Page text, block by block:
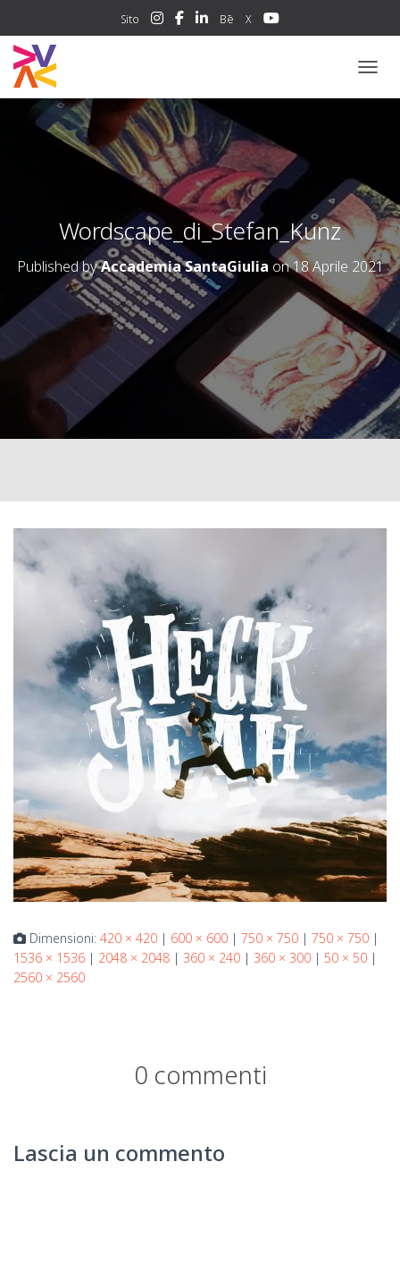
Sito Bē X
Wordscape_di_Stefan_Kunz
Published byAccademia SantaGiulia on18 Aprile 2021
Dimensioni: 420 × 420 | 600 × 600 | 750 × 750 | 750 × 750 |
1536 × 1536 | 2048 × 2048 | 360 × 240 | 360 × 300 | 50 × 50 |
2560 × 2560
0 commenti
Lascia un commento